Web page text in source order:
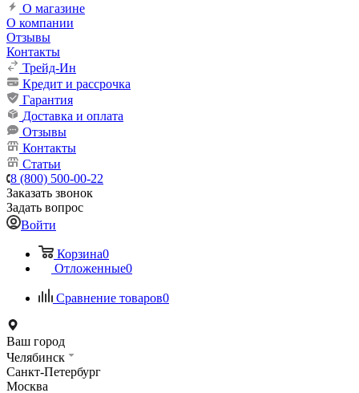
О магазине
О компании
Отзывы
Контакты
Трейд-Ин
Кредит и рассрочка
Гарантия
Доставка и оплата
Отзывы
Контакты
Статьи
8 (800) 500-00-22
Заказать звонок
Задать вопрос
Войти
Корзина0
Отложенные0
Сравнение товаров0
Ваш город
Челябинск
Санкт-Петербург
Москва